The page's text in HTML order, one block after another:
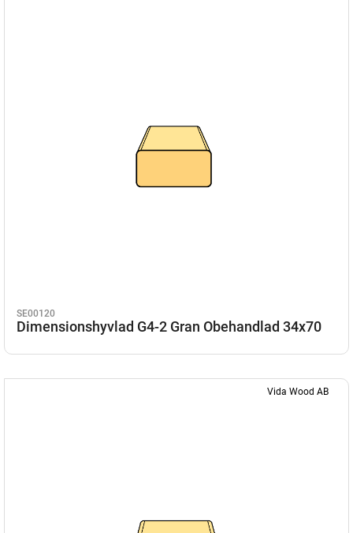
SE00120
Dimensionshyvlad G4-2 Gran Obehandlad 34x70
Vida Wood AB